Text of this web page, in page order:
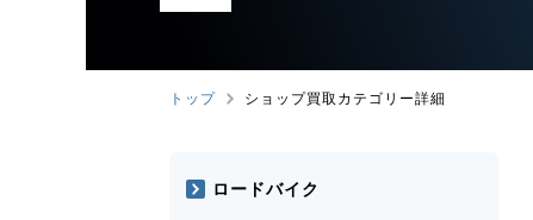
トップ ショップ買取カテゴリー詳細
ロードバイク